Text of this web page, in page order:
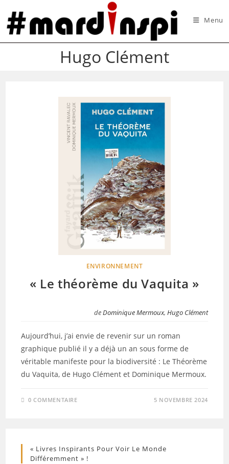
content
Menu
Hugo Clément
ENVIRONNEMENT
« Le théorème du Vaquita »
deDominique Mermoux, Hugo Clément
Aujourd’hui, j’ai envie de revenir sur un roman
graphique publié il y a déjà un an sous forme de
véritable manifeste pour la biodiversité : Le Théorème
du Vaquita, de Hugo Clément et Dominique Mermoux.
0 COMMENTAIRE 5 NOVEMBRE 2024
« Livres Inspirants Pour Voir Le Monde
Différemment » !